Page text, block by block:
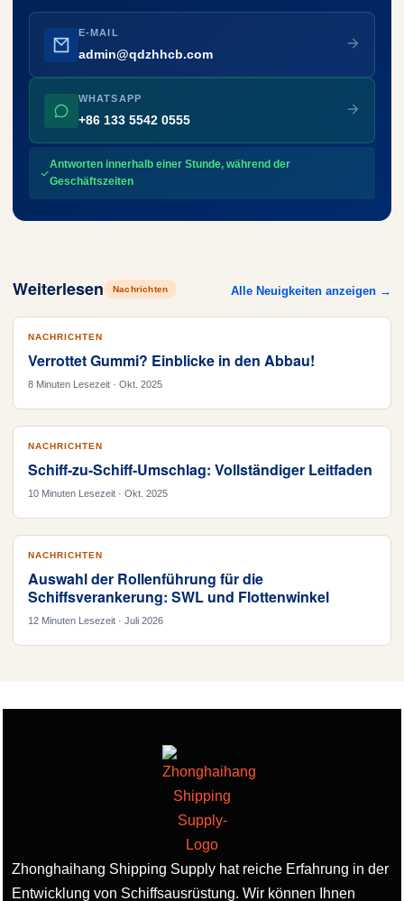
E-MAIL
admin@qdzhhcb.com
WHATSAPP
+86 133 5542 0555
Antworten innerhalb einer Stunde, während der
Geschäftszeiten
Weiterlesen Nachrichten Alle Neuigkeiten anzeigen →
NACHRICHTEN
Verrottet Gummi? Einblicke in den Abbau!
8 Minuten Lesezeit · Okt. 2025
NACHRICHTEN
Schiff-zu-Schiff-Umschlag: Vollständiger Leitfaden
10 Minuten Lesezeit · Okt. 2025
NACHRICHTEN
Auswahl der Rollenführung für die
Schiffsverankerung: SWL und Flottenwinkel
12 Minuten Lesezeit · Juli 2026
Zhonghaihang Shipping Supply hat reiche Erfahrung in der
Entwicklung von Schiffsausrüstung. Wir können Ihnen